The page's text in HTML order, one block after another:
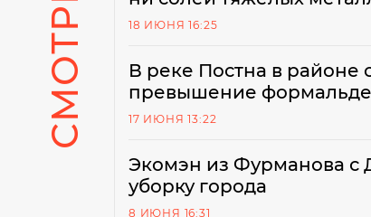
18 ИЮНЯ 16:25
В реке Постна в районе
превышение
17 ИЮНЯ 13:22
Экомэн из Фурманова
уборку города
8 ИЮНЯ 16:31